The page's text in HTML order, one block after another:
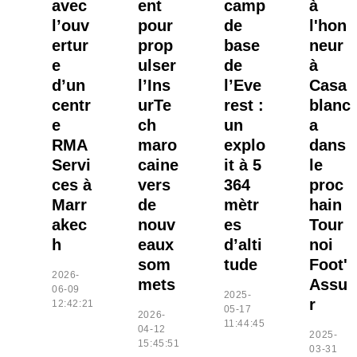
avec
l’ouv
ertur
e
d’un
centr
e
RMA
Servi
ces à
Marr
akec
h
2026-
06-09
12:42:21
ent
pour
prop
ulser
l’Ins
urTe
ch
maro
caine
vers
de
nouv
eaux
som
mets
2026-
04-12
15:45:51
camp
de
base
de
l’Eve
rest :
un
explo
it à 5
364
mètr
es
d’alti
tude
2025-
05-17
11:44:45
à
l'hon
neur
à
Casa
blanc
a
dans
le
proc
hain
Tour
noi
Foot'
Assu
r
2025-
03-31